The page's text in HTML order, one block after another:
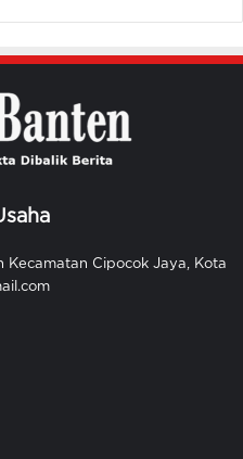
Kecamatan Cipocok Jaya, Kota